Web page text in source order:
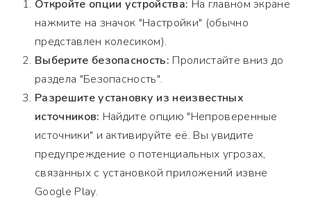
Откройте опции устройства: На главном экране
нажмите на значок "Настройки" (обычно
представлен колесиком).
Выберите безопасность: Пролистайте вниз до
раздела "Безопасность".
Разрешите установку из неизвестных
источников: Найдите опцию "Непроверенные
источники" и активируйте её. Вы увидите
предупреждение о потенциальных угрозах,
связанных с установкой приложений извне
Google Play.